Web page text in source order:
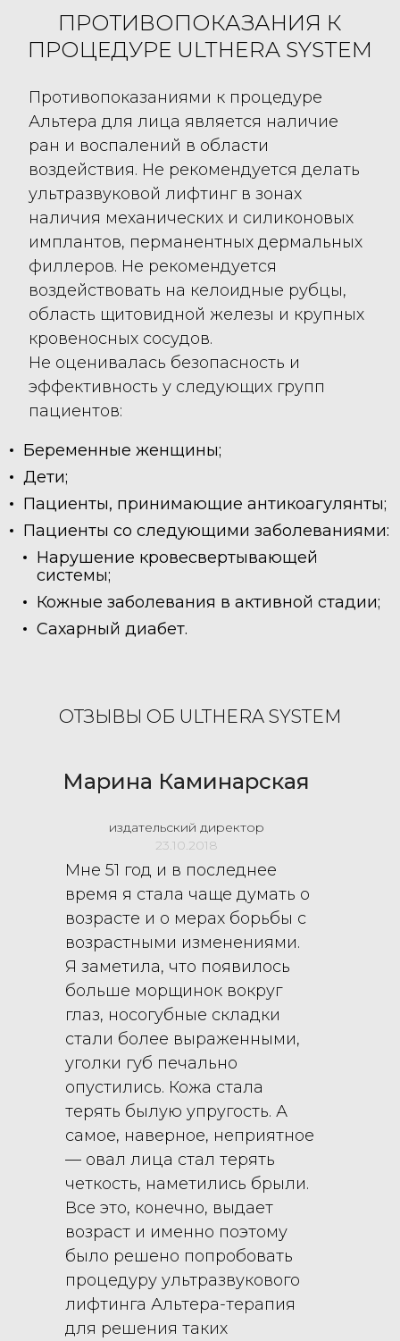
ПРОТИВОПОКАЗАНИЯ К
ПРОЦЕДУРЕ ULTHERA SYSTEM
Противопоказаниями к процедуре
Альтера для лица является наличие
ран и воспалений в области
воздействия. Не рекомендуется делать
ультразвуковой лифтинг в зонах
наличия механических и силиконовых
имплантов, перманентных дермальных
филлеров. Не рекомендуется
воздействовать на келоидные рубцы,
область щитовидной железы и крупных
кровеносных сосудов.
Не оценивалась безопасность и
эффективность у следующих групп
пациентов:
Беременные женщины;
Дети;
Пациенты, принимающие антикоагулянты;
Пациенты со следующими заболеваниями:
Нарушение кровесвертывающей
системы;
Кожные заболевания в активной стадии;
Сахарный диабет.
ОТЗЫВЫ ОБ ULTHERA SYSTEM
Марина Каминарская
издательский директор
23.10.2018
Мне 51 год и в последнее
время я стала чаще думать о
возрасте и о мерах борьбы с
возрастными изменениями.
Я заметила, что появилось
больше морщинок вокруг
глаз, носогубные складки
стали более выраженными,
уголки губ печально
опустились. Кожа стала
терять былую упругость. А
самое, наверное, неприятное
— овал лица стал терять
четкость, наметились брыли.
Все это, конечно, выдает
возраст и именно поэтому
было решено попробовать
процедуру ультразвукового
лифтинга Альтера-терапия
для решения таких